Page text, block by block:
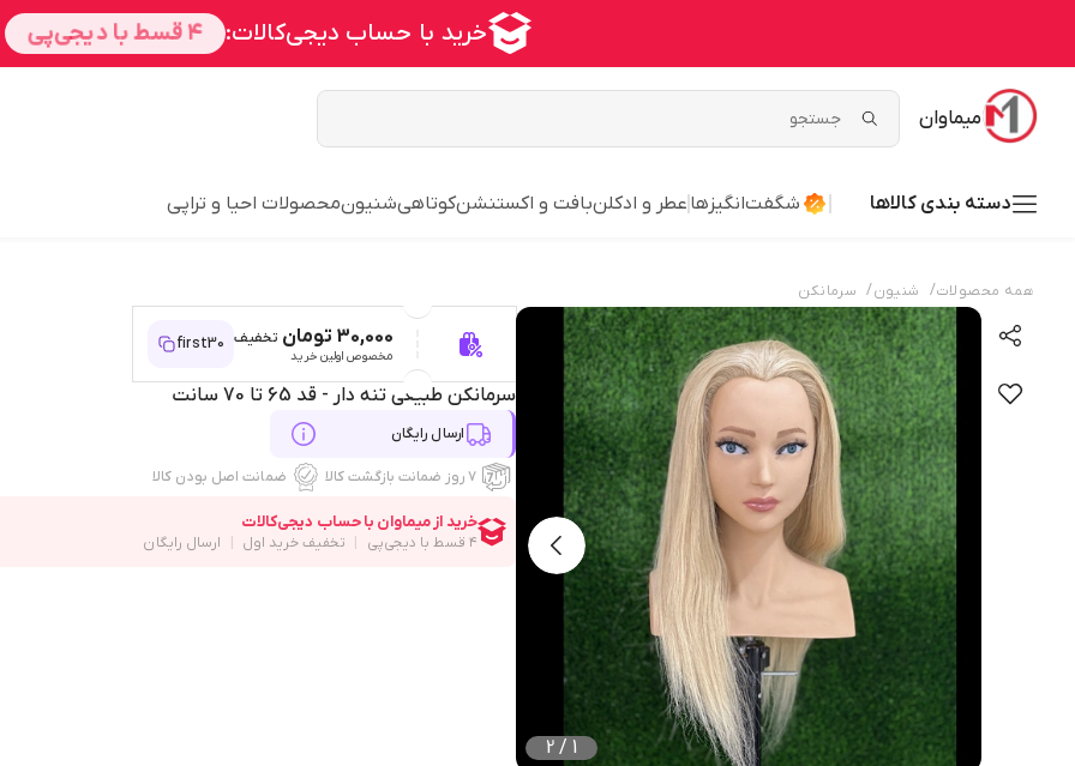
میماوان
دسته بندی کالاها شگفت‌انگیزها عطر و ادکلنبافت و اکستنشنکوتاهیشنیونمحصولات احیا و تراپی
همه محصولات/ شنیون/ سرمانکن
1
/
2
30,000 تومان تخفیف
مخصوص اولین خرید
first30
سرمانکن طبیعی تنه دار - قد 65 تا 70 سانت
ارسال رایگان
۷ روز ضمانت بازگشت کالا ضمانت اصل بودن کالا